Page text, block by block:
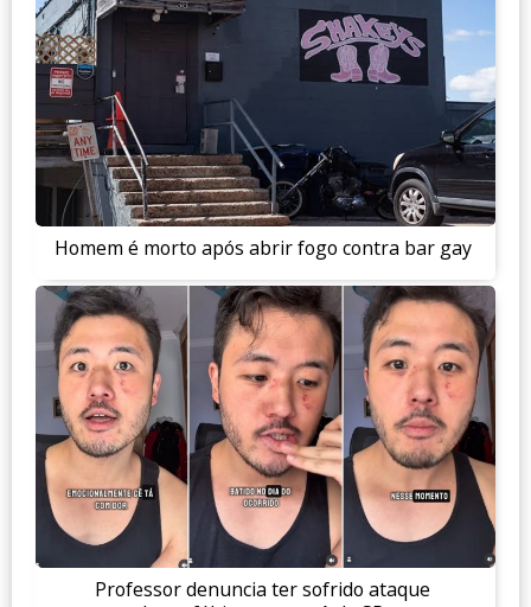
Homem é morto após abrir fogo contra bar gay
Professor denuncia ter sofrido ataque